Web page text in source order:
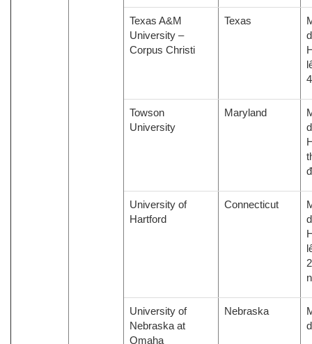
Texas A&M
University –
Corpus Christi
Texas
Towson
University
Maryland
University of
Hartford
Connecticut
University of
Nebraska at
Omaha
Nebraska